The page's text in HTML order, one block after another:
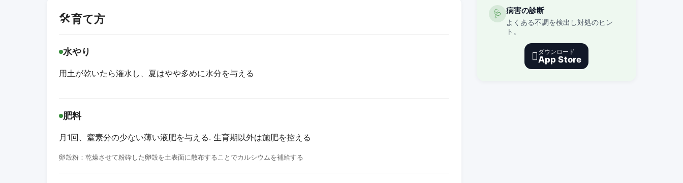
🛠️育て方
水やり
用土が乾いたら潅水し、夏はやや多めに水分を与える
肥料
月1回、窒素分の少ない薄い液肥を与える. 生育期以外は施肥を控える
卵殻粉：乾燥させて粉砕した卵殻を土表面に散布することでカルシウムを補給する
🩺 病害の診断
よくある不調を検出し対処のヒン
ト。
 ダウンロード
App Store